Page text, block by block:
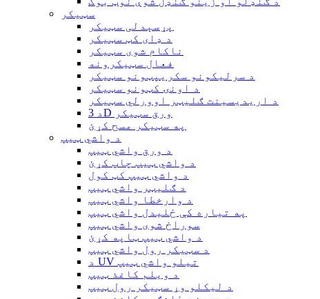
سټیکر
پړسېدلی سټیکر
د ډای کټ سټیکر
ناکام شوی سټیکر
فعال سټیکرونه
د سرلیکونو سکریپټونو سټیکر
د اونۍ کټونو سټیکر
د اریدیسینت ګلیټر اوورلي سټیکر
د 3D ورق سټیکر
په سټیکر مسح کړئ
د واشي ټیپ
د ورق واشي ټیپ
د واشي ټیپ چاپ کړئ
د واشي ټیپ کټ کول
د ګلیټر واشي ټیپ
د وارخطا واشي ټیپ
په تیاره کې ځلیدل واشي ټیپ
سوراخ شوی واشي ټیپ
د واشي ټیپ ټاپه کړئ
د سټیکر رول واشي ټیپ
د UV تیلو واشي ټیپ
د ویلم کاغذ ټیپ
د لیکلو وړ سټیکر رول ټیپ